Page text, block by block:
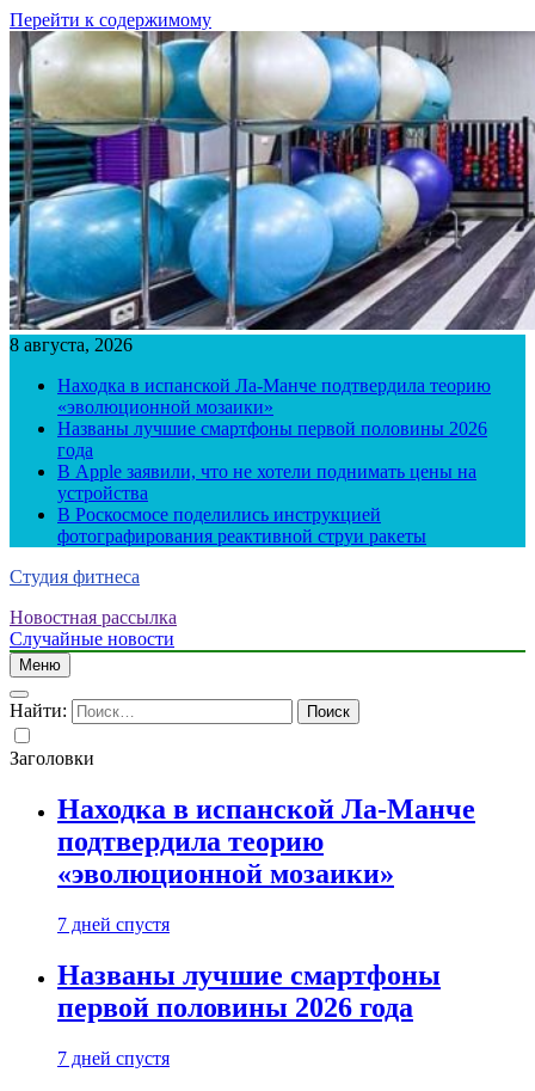
Перейти к содержимому
8 августа, 2026
Находка в испанской Ла-Манче подтвердила теорию
«эволюционной мозаики»
Названы лучшие смартфоны первой половины 2026
года
В Apple заявили, что не хотели поднимать цены на
устройства
В Роскосмосе поделились инструкцией
фотографирования реактивной струи ракеты
Студия фитнеса
Новостная рассылка
Случайные новости
Меню
Найти:
Заголовки
Находка в испанской Ла-Манче
подтвердила теорию
«эволюционной мозаики»
7 дней спустя
Названы лучшие смартфоны
первой половины 2026 года
7 дней спустя